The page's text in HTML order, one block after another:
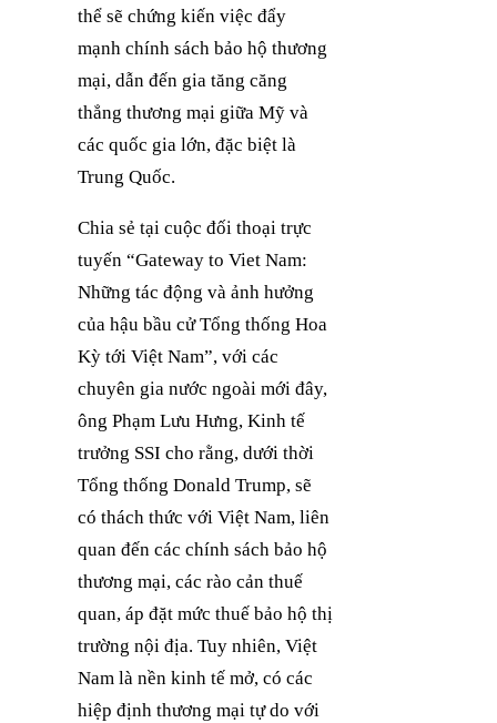
thể sẽ chứng kiến việc đẩy
mạnh chính sách bảo hộ thương
mại, dẫn đến gia tăng căng
thẳng thương mại giữa Mỹ và
các quốc gia lớn, đặc biệt là
Trung Quốc.
Chia sẻ tại cuộc đối thoại trực
tuyến “Gateway to Viet Nam:
Những tác động và ảnh hưởng
của hậu bầu cử Tổng thống Hoa
Kỳ tới Việt Nam”, với các
chuyên gia nước ngoài mới đây,
ông Phạm Lưu Hưng, Kinh tế
trưởng SSI cho rằng, dưới thời
Tổng thống Donald Trump, sẽ
có thách thức với Việt Nam, liên
quan đến các chính sách bảo hộ
thương mại, các rào cản thuế
quan, áp đặt mức thuế bảo hộ thị
trường nội địa. Tuy nhiên, Việt
Nam là nền kinh tế mở, có các
hiệp định thương mại tự do với